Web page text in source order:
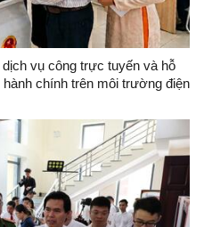
vụ công trực tuyến và hỗ
chính trên môi trường điện